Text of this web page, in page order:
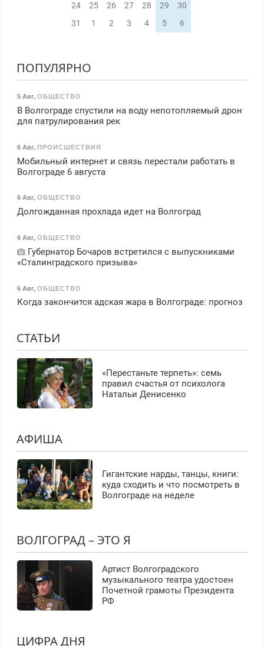
24
25 26 27 28 29
30
31
1 2 3 4 5 6
ПОПУЛЯРНО
5 Авг, ОБЩЕСТВО
В Волгограде спустили на воду непотопляемый дрон
для патрулирования рек
6 Авг, ПРОИСШЕСТВИЯ
Мобильный интернет и связь перестали работать в
Волгограде 6 августа
6 Авг, ОБЩЕСТВО
Долгожданная прохлада идет на Волгоград
6 Авг, ОБЩЕСТВО
Губернатор Бочаров встретился с выпускниками
«Сталинградского призыва»
6 Авг, ОБЩЕСТВО
Когда закончится адская жара в Волгограде: прогноз
СТАТЬИ
«Перестаньте терпеть»: семь
правил счастья от психолога
Натальи Денисенко
АФИША
Гигантские нарды, танцы, книги:
куда сходить и что посмотреть в
Волгограде на неделе
ВОЛГОГРАД – ЭТО Я
Артист Волгоградского
музыкального театра удостоен
Почетной грамоты Президента
РФ
ЦИФРА ДНЯ